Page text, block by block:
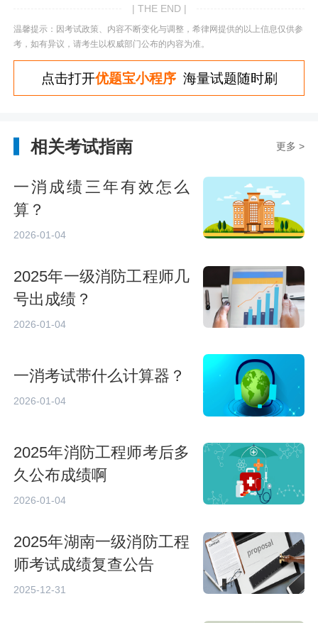
| THE END |
温馨提示：因考试政策、内容不断变化与调整，希律网提供的以上信息仅供参
考，如有异议，请考生以权威部门公布的内容为准。
点击打开优题宝小程序海量试题随时刷
相关考试指南 更多 >
一消成绩三年有效怎么
算？
2026-01-04
2025年一级消防工程师几
号出成绩？
2026-01-04
一消考试带什么计算器？
2026-01-04
2025年消防工程师考后多
久公布成绩啊
2026-01-04
2025年湖南一级消防工程
师考试成绩复查公告
2025-12-31